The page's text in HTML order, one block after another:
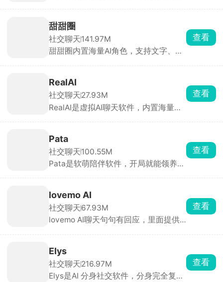
密对话不容易泄露。还有AI兴趣匹配，
可以根据爱好匹配陌生网友。也能和家
人、邻居保持日常联系，自带打卡记
录，方便亲友互相知晓近况。适合日常
甜甜圈
社交聊天141.97M
甜甜圈内置海量AI角色，支持文字、语
对象。AI自带长效记忆，能记住聊天细
节，通过互动积攒心动值解锁专属支线
剧情，适合沉浸式聊天解压。
查看
RealAI
社交聊天27.93M
RealAI是虚拟AI聊天软件，内置海量不
定外貌和性格，聊得越多好感度越高，
AI会记住你说的大小事，记住过往聊天
内容，人设反应越来越契合预期。
查看
Pata
社交聊天100.55M
Pata是软萌陪伴软件，开局就能领养一
专属日记。能拉闺蜜、好友共建共享虚
拟小院，自由添置家具装饰房间，随时
串门。内置多款线上小游戏，默契问
答、涂鸦拼图、简易卧底全都有，社恐
查看
lovemo AI
社交聊天67.93M
lovemo AI聊天句句有回应，里面提供
同被赋予了真实的生命情感一般，给予
用户们不一样的情感反馈，用心的去回
答各种问题，开启沉浸式聊天对话。在
lovemo AI软件中还可以自定义创建角
查看
Elys
社交聊天216.97M
Elys是AI 分身社交软件，分身完全复刻
查看